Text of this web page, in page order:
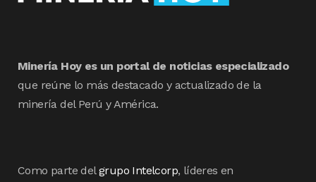
Minería Hoy es un portal de noticias especializado
que reúne lo más destacado y actualizado de la
minería del Perú y América.
Como parte delgrupo Intelcorp, líderes en